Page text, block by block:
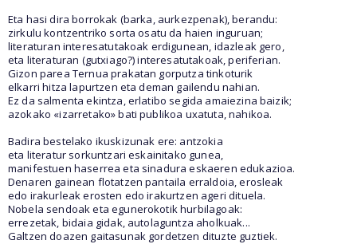
Eta hasi dira borrokak (barka, aurkezpenak), berandu:
zirkulu kontzentriko sorta osatu da haien inguruan;
literaturan interesatutakoak erdigunean, idazleak gero,
eta literaturan (gutxiago?) interesatutakoak, periferian.
Gizon parea Ternua prakatan gorputza tinkoturik
elkarri hitza lapurtzen eta deman gailendu nahian.
Ez da salmenta ekintza, erlatibo segida amaiezina baizik;
azokako «izarretako» bati publikoa uxatuta, nahikoa.
Badira bestelako ikuskizunak ere: antzokia
eta literatur sorkuntzari eskainitako gunea,
manifestuen haserrea eta sinadura eskaeren edukazioa.
Denaren gainean flotatzen pantaila erraldoia, erosleak
edo irakurleak erosten edo irakurtzen ageri dituela.
Nobela sendoak eta egunerokotik hurbilagoak:
errezetak, bidaia gidak, autolaguntza aholkuak...
Galtzen doazen gaitasunak gordetzen dituzte guztiek.